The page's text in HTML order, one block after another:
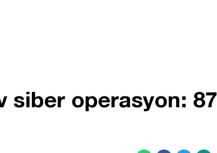
siber operasyon: 87